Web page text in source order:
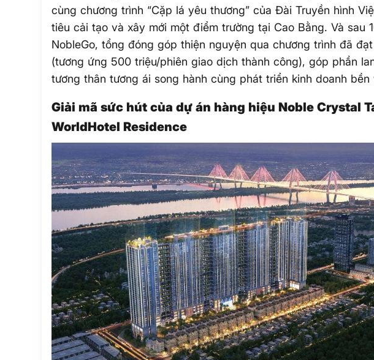
cùng chương trình “Cặp lá yêu thương” của Đài Truyền hình
tiêu cải tạo và xây mới một điểm trường tại Cao Bằng. Và sau
NobleGo, tổng đóng góp thiện nguyện qua chương trình đã
(tương ứng 500 triệu/phiên giao dịch thành công), góp phần
tương thân tương ái song hành cùng phát triển kinh doanh bền
Giải mã sức hút của dự án hàng hiệu Noble Crystal
WorldHotel Residence